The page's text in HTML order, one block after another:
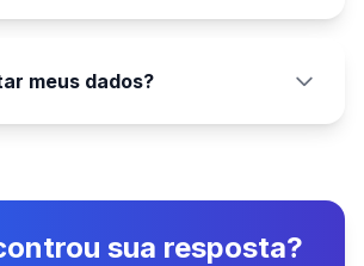
meus dados?
sua resposta?